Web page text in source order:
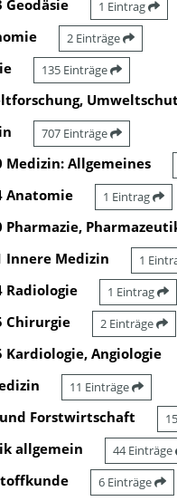
Geodäsie 1 Eintrag
2 Einträge
135 Einträge
707 Einträge
Medizin: Allgemeines
Anatomie 1 Eintrag
Pharmazie,
Innere Medizin 1
Radiologie 1 Eintrag
Chirurgie 2 Einträge
Kardiologie, Angiologie
11 Einträge
Forstwirtschaft
allgemein 44 Einträge
6 Einträge